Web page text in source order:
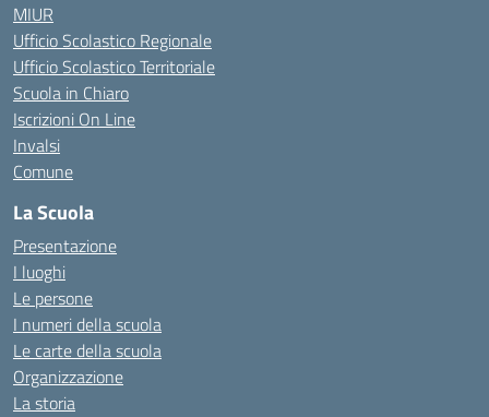
MIUR
Ufficio Scolastico Regionale
Ufficio Scolastico Territoriale
Scuola in Chiaro
Iscrizioni On Line
Invalsi
Comune
La Scuola
Presentazione
I luoghi
Le persone
I numeri della scuola
Le carte della scuola
Organizzazione
La storia